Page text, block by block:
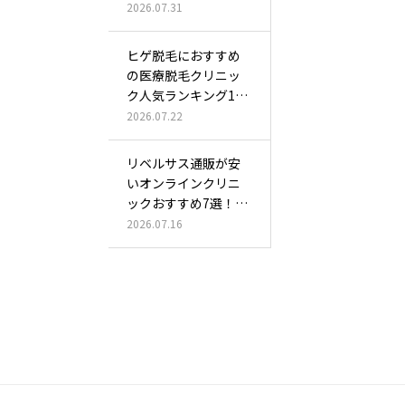
クはぶ…
2026.07.31
ヒゲ脱毛におすすめ
の医療脱毛クリニッ
ク人気ランキング10
選！料金の…
2026.07.22
リベルサス通販が安
いオンラインクリニ
ックおすすめ7選！オ
ンライン診…
2026.07.16